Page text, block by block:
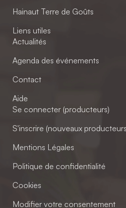
Hainaut Terre de Goûts
Liens utiles
Actualités
Agenda des événements
Contact
Aide
Se connecter (producteurs)
S'inscrire (nouveaux
Mentions Légales
Politique de confidentialité
Cookies
Modifier votre consentement